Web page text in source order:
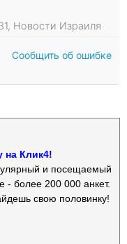
Новости Израиля
Сообщить об ошибке
на Клик4!
и посещаемый
- более 200 000 анкет.
свою половинку!